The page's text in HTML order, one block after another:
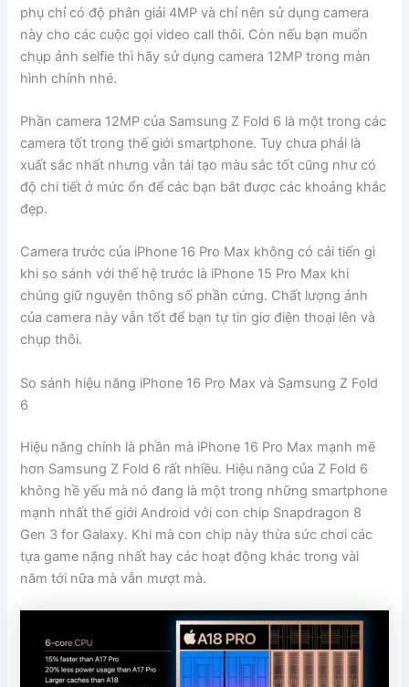
phụ chỉ có độ phân giải 4MP và chỉ nên sử dụng camera
này cho các cuộc gọi video call thôi. Còn nếu bạn muốn
chụp ảnh selfie thì hãy sử dụng camera 12MP trong màn
hình chính nhé.
Phần camera 12MP của Samsung Z Fold 6 là một trong các
camera tốt trong thế giới smartphone. Tuy chưa phải là
xuất sắc nhất nhưng vẫn tái tạo màu sắc tốt cũng như có
độ chi tiết ở mức ổn để các bạn bắt được các khoảng khắc
đẹp.
Camera trước của iPhone 16 Pro Max không có cải tiến gì
khi so sánh với thế hệ trước là iPhone 15 Pro Max khi
chúng giữ nguyên thông số phần cứng. Chất lượng ảnh
của camera này vẫn tốt để bạn tự tin giơ điện thoại lên và
chụp thôi.
So sánh hiệu năng iPhone 16 Pro Max và Samsung Z Fold
6
Hiệu năng chính là phần mà iPhone 16 Pro Max mạnh mẽ
hơn Samsung Z Fold 6 rất nhiều. Hiệu năng của Z Fold 6
không hề yếu mà nó đang là một trong những smartphone
mạnh nhất thế giới Android với con chip Snapdragon 8
Gen 3 for Galaxy. Khi mà con chip này thừa sức chơi các
tựa game nặng nhất hay các hoạt động khác trong vài
năm tới nữa mà vẫn mượt mà.